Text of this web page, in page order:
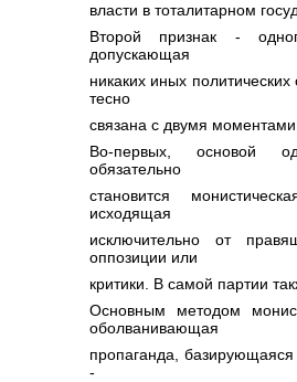
власти в тоталитарном
Второй признак -
допускающая
никаких иных
тесно
связана с двумя
Во-первых, основой
обязательно
становится
исходящая
исключительно от
оппозиции или
критики. В самой партии
Основным методом
оболванивающая
пропаганда,
-